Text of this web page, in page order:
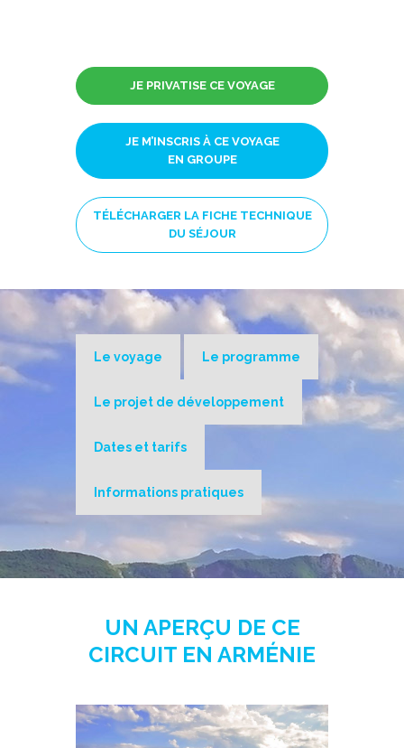
JE PRIVATISE CE VOYAGE
JE M’INSCRIS À CE VOYAGE
EN GROUPE
TÉLÉCHARGER LA FICHE TECHNIQUE
DU SÉJOUR
Le voyage Le programme
Le projet de développement
Dates et tarifs
Informations pratiques
UN APERÇU DE CE
CIRCUIT EN ARMÉNIE